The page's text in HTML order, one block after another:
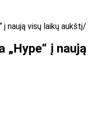
į naują visų laikų aukštį
„Hype“ į naują